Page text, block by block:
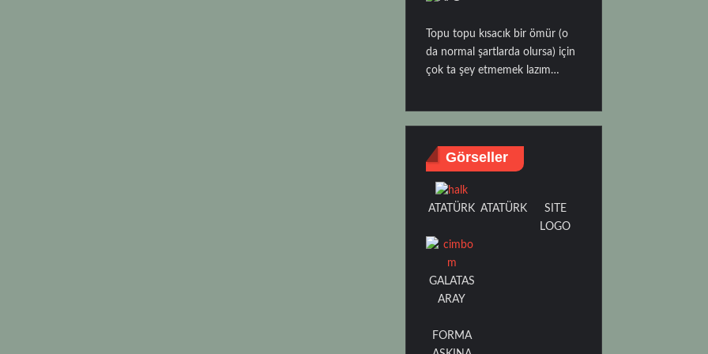
Topu topu kısacık bir ömür (o
da normal şartlarda olursa) için
çok ta şey etmemek lazım…
Görseller
ATATÜRK ATATÜRK
SITE
LOGO
GALATAS
ARAY
FORMA